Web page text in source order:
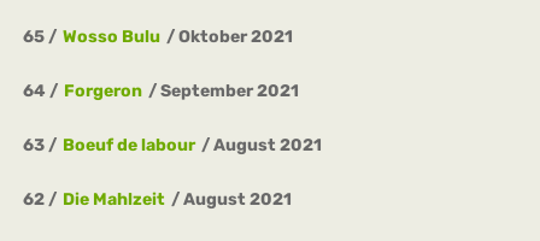
65 Wosso Bulu Oktober 2021
64 Forgeron September 2021
63 Boeuf de labour August 2021
62 Die Mahlzeit August 2021